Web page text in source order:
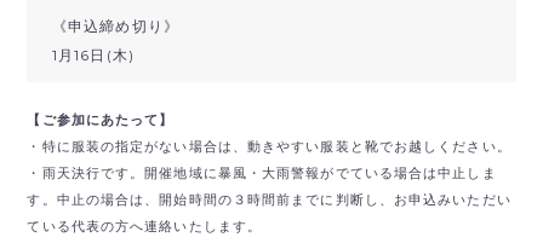
《申込締め切り》
1月16日(木)
【ご参加にあたって】
・特に服装の指定がない場合は、動きやすい服装と靴でお越しください。
・雨天決行です。開催地域に暴風・大雨警報がでている場合は中止しま
す。中止の場合は、開始時間の３時間前までに判断し、お申込みいただい
ている代表の方へ連絡いたします。